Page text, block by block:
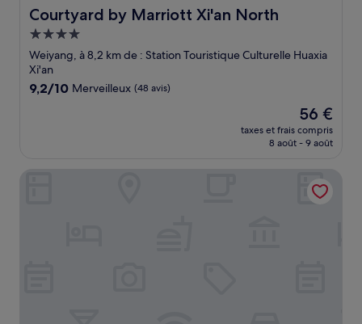
Courtyard by Marriott Xi'an North
Courtyard by Marriott Xi'an North
Hébergement
4.0 étoiles
Weiyang, à 8,2 km de : Station Touristique Culturelle Huaxia
Xi'an
9.2
9,2/10 Merveilleux (48 avis)
Le
nouveau
prix
de
56 €
56 €
taxes et frais compris
8 août - 9 août